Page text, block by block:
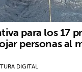
para los 17
personas al
DIGITAL